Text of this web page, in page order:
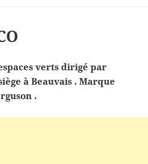
verts dirigé par
à Beauvais . Marque
.